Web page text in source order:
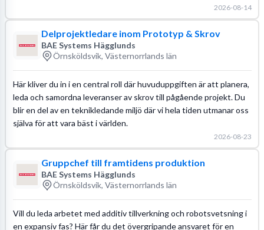
2026-08-14
Delprojektledare inom Prototyp & Skrov
BAE Systems Hägglunds
Örnsköldsvik, Västernorrlands län
Här kliver du in i en central roll där huvuduppgiften är att planera,
leda och samordna leveranser av skrov till pågående projekt. Du
blir en del av en teknikledande miljö där vi hela tiden utmanar oss
själva för att vara bäst i världen.
2026-08-23
Gruppchef till framtidens produktion
BAE Systems Hägglunds
Örnsköldsvik, Västernorrlands län
Vill du leda arbetet med additiv tillverkning och robotsvetsning i
en expansiv fas? Här får du det övergripande ansvaret för en